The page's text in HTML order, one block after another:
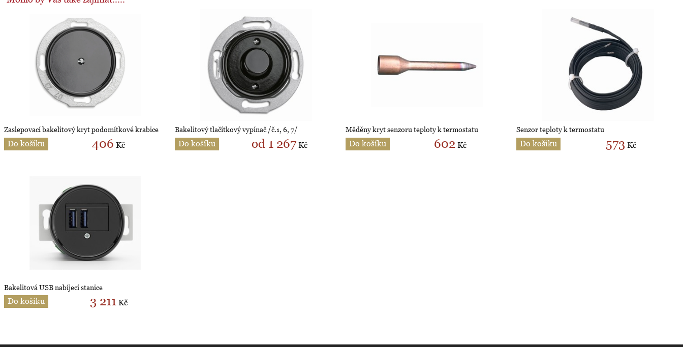
Zaslepovací bakelitový kryt podomítkové krabice
Do košíku 406 Kč
Bakelitový tlačítkový vypínač /č.1, 6, 7/
Do košíku od 1 267 Kč
Měděny kryt senzoru teploty k termostatu
Do košíku 602 Kč
Senzor teploty k termostatu
Do košíku 573 Kč
Bakelitová USB nabíjecí stanice
Do košíku 3 211 Kč